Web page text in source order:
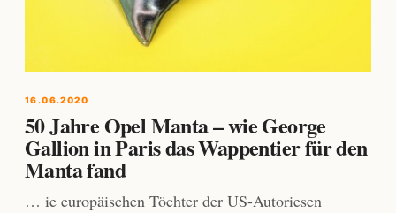
16.06.2020
50 Jahre Opel Manta – wie George
Gallion in Paris das Wappentier für den
Manta fand
… ie europäischen Töchter der US-Autoriesen